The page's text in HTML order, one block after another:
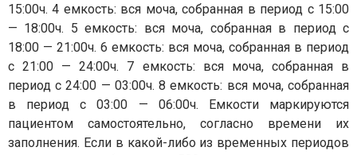
15:00ч. 4 емкость: вся моча, собранная в период с 15:00
— 18:00ч. 5 емкость: вся моча, собранная в период с
18:00 — 21:00ч. 6 емкость: вся моча, собранная в период
с 21:00 — 24:00ч. 7 емкость: вся моча, собранная в
период с 24:00 — 03:00ч. 8 емкость: вся моча, собранная
в период с 03:00 — 06:00ч. Емкости маркируются
пациентом самостоятельно, согласно времени их
заполнения. Если в какой-либо из временных периодов